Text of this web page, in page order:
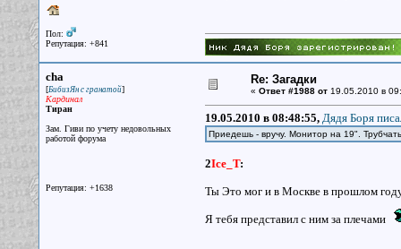
Пол:
Репутация: +841
cha
[БибизЯн с гранатой]
Кардинал
Тиран
Зам. Гиви по учету недовольных
работой форума
Репутация: +1638
Re: Загадки
« Ответ #1988 от19.05.2010 в
19.05.2010 в 08:48:55, Дядя Боря
Приедешь - вручу. Монитор на 19".
2Ice_T:
Ты Это мог и в Москве в прошлом
Я тебя представил с ним за плечами